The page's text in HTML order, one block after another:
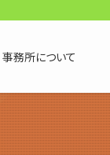
事務所について